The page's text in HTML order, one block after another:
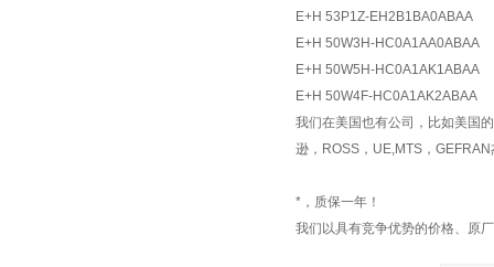
E+H 53P1Z-EH2B1BA0ABAA
E+H 50W3H-HC0A1AA0ABAA
E+H 50W5H-HC0A1AK1ABAA
E+H 50W4F-HC0A1AK2ABAA
我们在美国也有公司，比如美国
逊，ROSS，UE,MTS，
*，质保一年！
我们以具有竞争优势的价格、原